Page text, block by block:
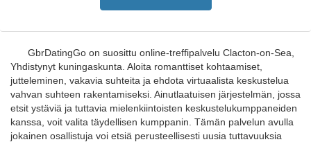
GbrDatingGo on suosittu online-treffipalvelu Clacton-on-Sea,
Yhdistynyt kuningaskunta. Aloita romanttiset kohtaamiset,
jutteleminen, vakavia suhteita ja ehdota virtuaalista keskustelua
vahvan suhteen rakentamiseksi. Ainutlaatuisen järjestelmän, jossa
etsit ystäviä ja tuttavia mielenkiintoisten keskustelukumppaneiden
kanssa, voit valita täydellisen kumppanin. Tämän palvelun avulla
jokainen osallistuja voi etsiä perusteellisesti uusia tuttavuuksia